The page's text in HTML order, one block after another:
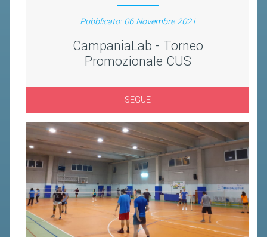
Pubblicato: 06 Novembre 2021
CampaniaLab - Torneo
Promozionale CUS
SEGUE